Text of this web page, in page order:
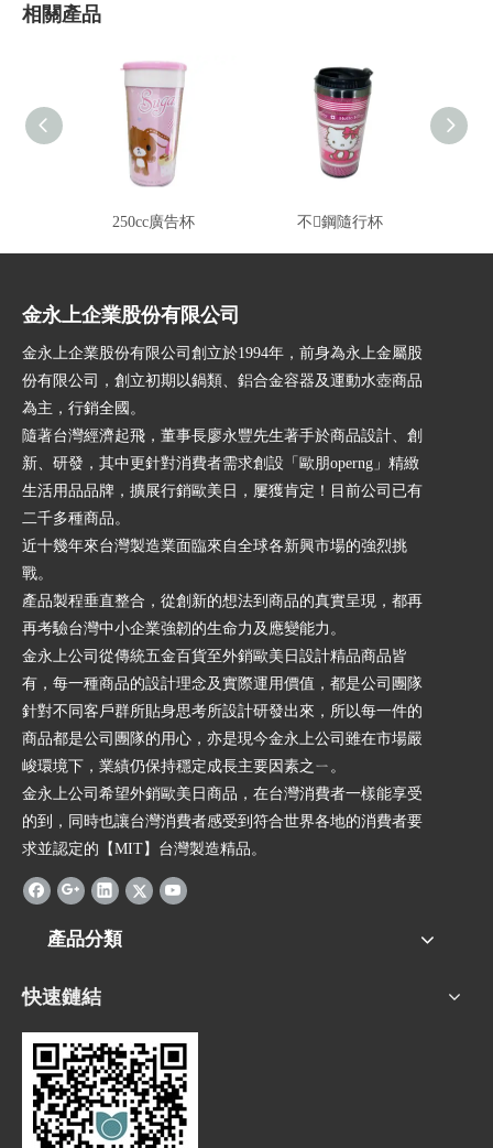
相關產品
250cc廣告杯 不鋼隨行杯
金永上企業股份有限公司
金永上企業股份有限公司創立於1994年，前身為永上金屬股
份有限公司，創立初期以鍋類、鋁合金容器及運動水壺商品
為主，行銷全國。
隨著台灣經濟起飛，董事長廖永豐先生著手於商品設計、創
新、研發，其中更針對消費者需求創設「歐朋operng」精緻
生活用品品牌，擴展行銷歐美日，屢獲肯定！目前公司已有
二千多種商品。
近十幾年來台灣製造業面臨來自全球各新興市場的強烈挑
戰。
產品製程垂直整合，從創新的想法到商品的真實呈現，都再
再考驗台灣中小企業強韌的生命力及應變能力。
金永上公司從傳統五金百貨至外銷歐美日設計精品商品皆
有，每一種商品的設計理念及實際運用價值，都是公司團隊
針對不同客戶群所貼身思考所設計研發出來，所以每一件的
商品都是公司團隊的用心，亦是現今金永上公司雖在市場嚴
峻環境下，業績仍保持穩定成長主要因素之ㄧ。
金永上公司希望外銷歐美日商品，在台灣消費者一樣能享受
的到，同時也讓台灣消費者感受到符合世界各地的消費者要
求並認定的【MIT】台灣製造精品。
產品分類
快速鏈結